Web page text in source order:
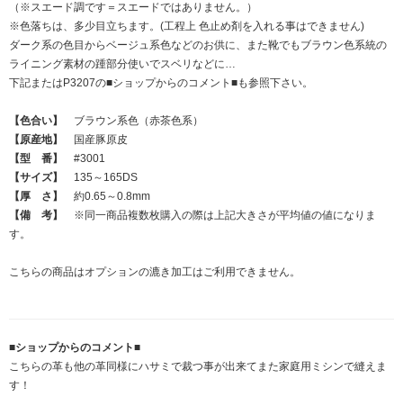
（※スエード調です＝スエードではありません。）
※色落ちは、多少目立ちます。(工程上 色止め剤を入れる事はできません)
ダーク系の色目からベージュ系色などのお供に、また靴でもブラウン色系統の
ライニング素材の踵部分使いでスベリなどに…
下記またはP3207の■ショップからのコメント■も参照下さい。
【色合い】
ブラウン系色（赤茶色系）
【原産地】
国産豚原皮
【型 番】
#3001
【サイズ】
135～165DS
【厚 さ】
約0.65～0.8mm
【備 考】
※同一商品複数枚購入の際は上記大きさが平均値の値になりま
す。
こちらの商品はオプションの漉き加工はご利用できません。
■ショップからのコメント■
こちらの革も他の革同様にハサミで裁つ事が出来てまた家庭用ミシンで縫えま
す！